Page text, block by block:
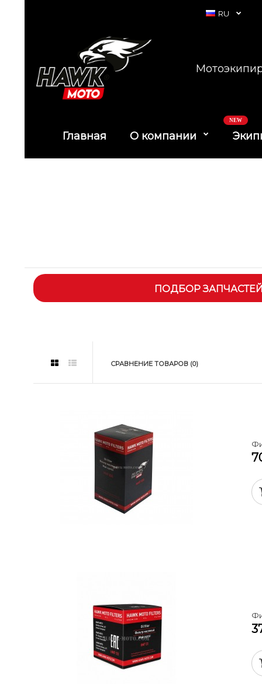
RU
Главная О компании
NEW
ПОДБОР
СРАВНЕНИЕ ТОВАРОВ (0)